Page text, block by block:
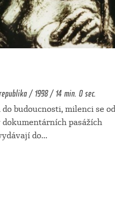
/ 1998 / 14 min. 0 sec.
budoucnosti, milenci se od
pasážích
do...